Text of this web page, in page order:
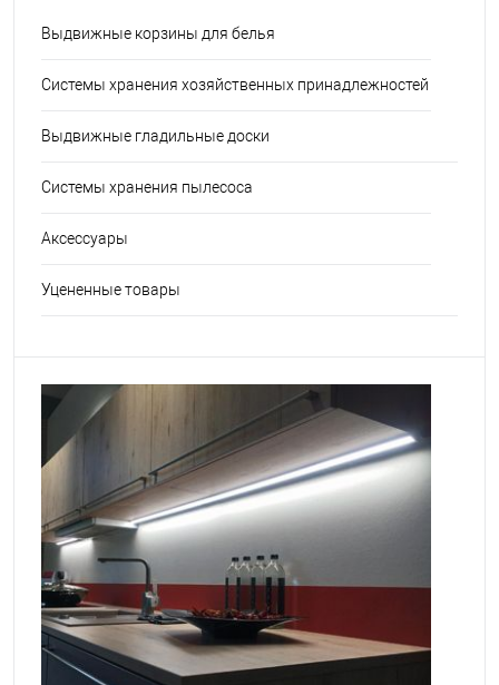
Выдвижные корзины для белья
Системы хранения хозяйственных принадлежностей
Выдвижные гладильные доски
Системы хранения пылесоса
Аксессуары
Уцененные товары